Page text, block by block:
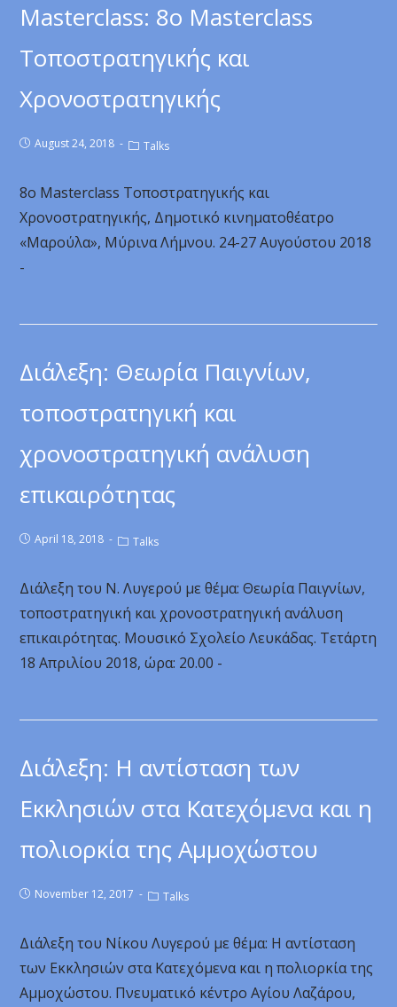
Masterclass: 8ο Masterclass
Τοποστρατηγικής και
Χρονοστρατηγικής
August 24, 2018 Talks
8ο Masterclass Τοποστρατηγικής και
Χρονοστρατηγικής, Δημοτικό κινηματοθέατρο
«Μαρούλα», Μύρινα Λήμνου. 24-27 Αυγούστου 2018
-
Διάλεξη: Θεωρία Παιγνίων,
τοποστρατηγική και
χρονοστρατηγική ανάλυση
επικαιρότητας
April 18, 2018 Talks
Διάλεξη του Ν. Λυγερού με θέμα: Θεωρία Παιγνίων,
τοποστρατηγική και χρονοστρατηγική ανάλυση
επικαιρότητας. Μουσικό Σχολείο Λευκάδας. Τετάρτη
18 Απριλίου 2018, ώρα: 20.00 -
Διάλεξη: Η αντίσταση των
Εκκλησιών στα Κατεχόμενα και η
πολιορκία της Αμμοχώστου
November 12, 2017 Talks
Διάλεξη του Νίκου Λυγερού με θέμα: Η αντίσταση
των Εκκλησιών στα Κατεχόμενα και η πολιορκία της
Αμμοχώστου. Πνευματικό κέντρο Αγίου Λαζάρου,